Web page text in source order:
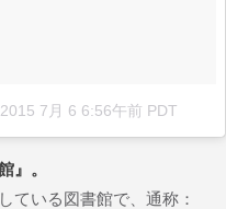
2015 7月 6 6:56午前 PDT
』。
ている図書館で、通称：